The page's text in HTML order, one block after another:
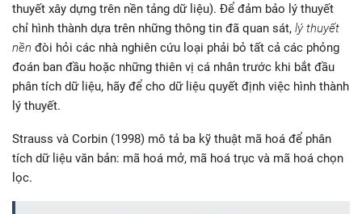
thuyết xây dựng trên nền tảng dữ liệu). Để đảm bảo lý thuyết
chỉ hình thành dựa trên những thông tin đã quan sát, lý thuyết
nền đòi hỏi các nhà nghiên cứu loại phải bỏ tất cả các phỏng
đoán ban đầu hoặc những thiên vị cá nhân trước khi bắt đầu
phân tích dữ liệu, hãy để cho dữ liệu quyết định việc hình thành
lý thuyết.
Strauss và Corbin (1998) mô tả ba kỹ thuật mã hoá để phân
tích dữ liệu văn bản: mã hoá mở, mã hoá trục và mã hoá chọn
lọc.